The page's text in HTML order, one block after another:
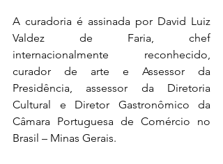
A curadoria é assinada por David Luiz
Valdez de Faria, chef
internacionalmente reconhecido,
curador de arte e Assessor da
Presidência, assessor da Diretoria
Cultural e Diretor Gastronômico da
Câmara Portuguesa de Comércio no
Brasil – Minas Gerais.